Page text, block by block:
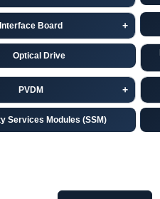
Interface Board
Optical Drive
PVDM
Services Modules (SSM)